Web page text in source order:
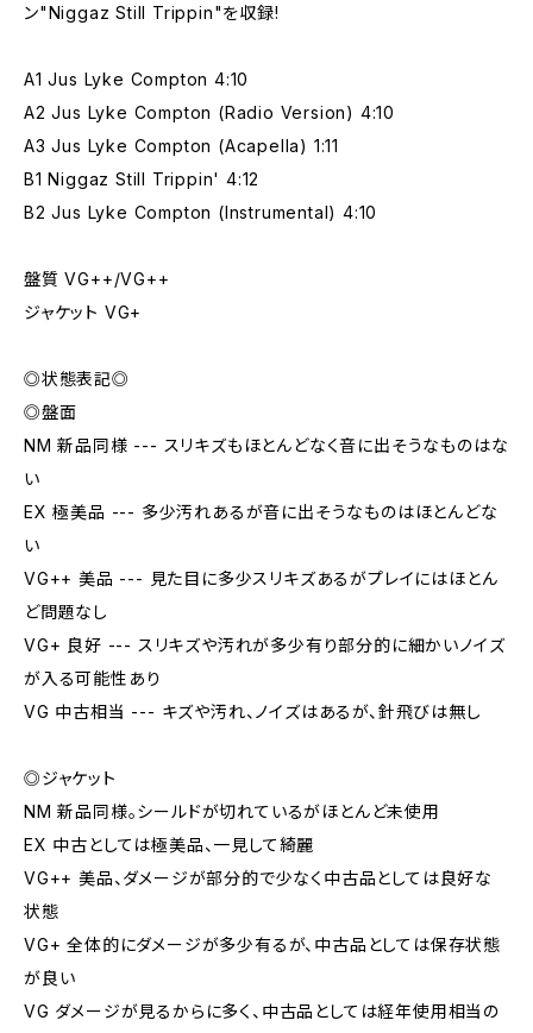
ン"Niggaz Still Trippin"を収録!
A1 Jus Lyke Compton 4:10
A2 Jus Lyke Compton (Radio Version) 4:10
A3 Jus Lyke Compton (Acapella) 1:11
B1 Niggaz Still Trippin' 4:12
B2 Jus Lyke Compton (Instrumental) 4:10
盤質 VG++/VG++
ジャケット VG+
◎状態表記◎
◎盤面
NM 新品同様 --- スリキズもほとんどなく音に出そうなものはな
い
EX 極美品 --- 多少汚れあるが音に出そうなものはほとんどな
い
VG++ 美品 --- 見た目に多少スリキズあるがプレイにはほとん
ど問題なし
VG+ 良好 --- スリキズや汚れが多少有り部分的に細かいノイズ
が入る可能性あり
VG 中古相当 --- キズや汚れ、ノイズはあるが、針飛びは無し
◎ジャケット
NM 新品同様。シールドが切れているがほとんど未使用
EX 中古としては極美品、一見して綺麗
VG++ 美品、ダメージが部分的で少なく中古品としては良好な
状態
VG+ 全体的にダメージが多少有るが、中古品としては保存状態
が良い
VG ダメージが見るからに多く、中古品としては経年使用相当の